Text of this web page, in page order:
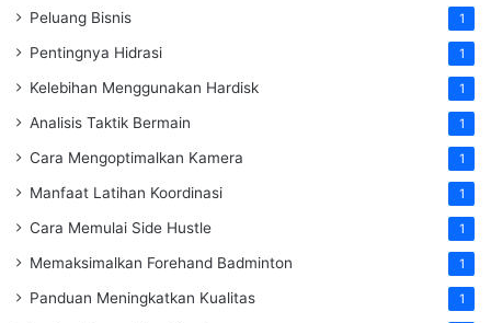
Peluang Bisnis 1
Pentingnya Hidrasi 1
Kelebihan Menggunakan Hardisk 1
Analisis Taktik Bermain 1
Cara Mengoptimalkan Kamera 1
Manfaat Latihan Koordinasi 1
Cara Memulai Side Hustle 1
Memaksimalkan Forehand Badminton 1
Panduan Meningkatkan Kualitas 1